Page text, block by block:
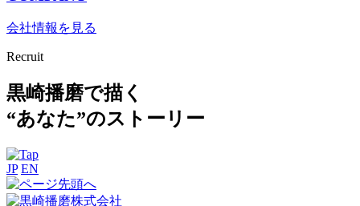
会社情報を見る
Recruit
黒崎播磨で描く
“あなた”のストーリー
JP EN